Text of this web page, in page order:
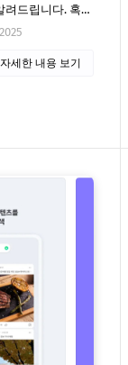
려드립니다. 혹…
자세한 내용 보기